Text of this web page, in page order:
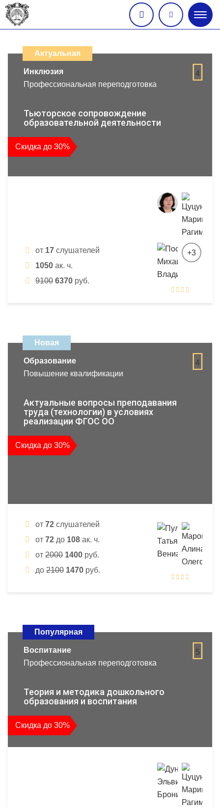
меню
дистанционных
образовательных
повышения
квалификации
и
профессиональной
Актуальная
4
Инклюзия
Профессиональная переподготовка
Тьюторское сопровождение
образовательной деятельности
Скидка до 30%
от 17 слушателей
1050 ак. ч.
9100 6370 руб.
+3
Новая
4
Образование
Повышение квалификации
Актуальные вопросы преподавания
труда (технологии) в условиях
реализации ФГОС ОО
Скидка до 30%
от 72 слушателей
от 72 до 108 ак. ч.
от 2000 1400 руб.
до 2100 1470 руб.
Популярная
5
Воспитание
Профессиональная переподготовка
Теория и методика дошкольного
образования и воспитания
Скидка до 30%